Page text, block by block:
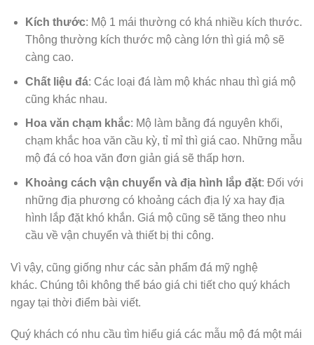
Kích thước: Mộ 1 mái thường có khá nhiều kích thước.
Thông thường kích thước mộ càng lớn thì giá mộ sẽ
càng cao.
Chất liệu đá: Các loại đá làm mộ khác nhau thì giá mộ
cũng khác nhau.
Hoa văn chạm khắc: Mộ làm bằng đá nguyên khối,
chạm khắc hoa văn cầu kỳ, tỉ mỉ thì giá cao. Những mẫu
mộ đá có hoa văn đơn giản giá sẽ thấp hơn.
Khoảng cách vận chuyển và địa hình lắp đặt: Đối với
những địa phương có khoảng cách địa lý xa hay địa
hình lắp đặt khó khắn. Giá mộ cũng sẽ tăng theo nhu
cầu về vận chuyển và thiết bị thi công.
Vì vậy, cũng giống như các sản phẩm đá mỹ nghệ
khác. Chúng tôi không thể báo giá chi tiết cho quý khách
ngay tại thời điểm bài viết.
Quý khách có nhu cầu tìm hiểu giá các mẫu mộ đá một mái